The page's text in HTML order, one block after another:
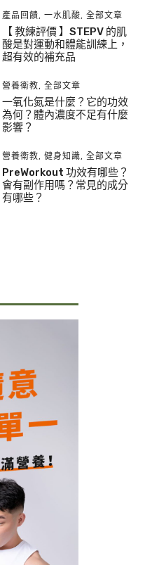
產品回饋, 一水肌酸, 全部文章
【 教練評價 】STEPV 的肌
酸是對運動和體能訓練上，
超有效的補充品
營養衛教, 全部文章
一氧化氮是什麼？它的功效
為何？體內濃度不足有什麼
影響？
營養衛教, 健身知識, 全部文章
PreWorkout 功效有哪些？
會有副作用嗎？常見的成分
有哪些？